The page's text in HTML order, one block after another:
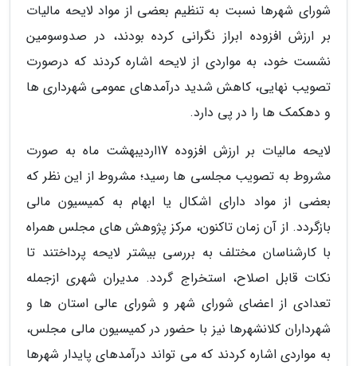
شورای شهرها نسبت به تنظیم بعضی از مواد لایحه مالیات
بر ارزش افزوده ابراز نگرانی کرده بودند، در صدوسومین
نشست خود، به مواردی از لایحه اشاره کردند که درصورت
تصویب نهایی، کاهش شدید درآمدهای عمومی شهرداری ها
و دهکمک ها را در پی دارد.
لایحه مالیات بر ارزش افزوده 17اردیبهشت ماه به صورت
مشروط به تصویب مجلسی ها رسید؛ مشروط از این نظر که
بعضی از مواد دارای اشکال یا ابهام به کمیسیون مالی
بازگردد. از آن زمان تاکنون، مرکز پژوهش های مجلس همراه
با کارشناسان مختلف به بررسی بیشتر لایحه پرداختند تا
نکات قابل اصلاح، استخراج گردد. مدیران شهری ازجمله
تعدادی از اعضای شورای شهر و شورای عالی استان ها و
شهرداران کلانشهرها نیز با حضور در کمیسیون مالی مجلس،
به مواردی اشاره کردند که می تواند درآمدهای پایدار شهرها